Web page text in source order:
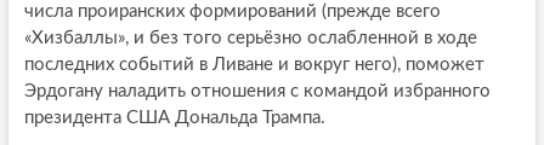
числа проиранских формирований (прежде всего
«Хизбаллы», и без того серьёзно ослабленной в ходе
последних событий в Ливане и вокруг него), поможет
Эрдогану наладить отношения с командой избранного
президента США Дональда Трампа.